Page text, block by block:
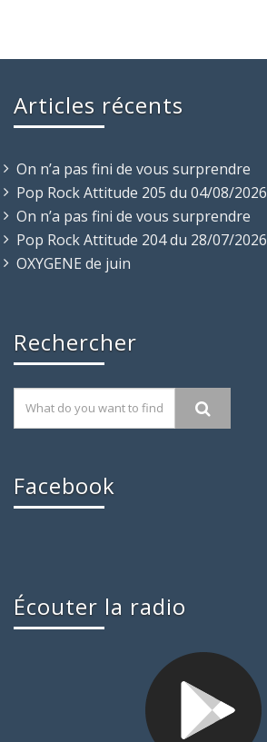
Articles récents
On n’a pas fini de vous surprendre
Pop Rock Attitude 205 du 04/08/2026
On n’a pas fini de vous surprendre
Pop Rock Attitude 204 du 28/07/2026
OXYGENE de juin
Rechercher
Facebook
Écouter la radio